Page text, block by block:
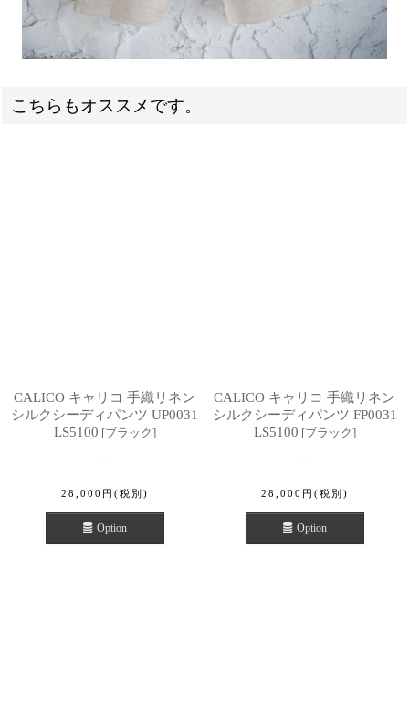
こちらもオススメです。
CALICO キャリコ 手織リネン
シルクシーディパンツ UP0031
LS5100 [ブラック]
28,000 円 (税別)
Option
CALICO キャリコ 手織リネン
シルクシーディパンツ FP0031
LS5100 [ブラック]
28,000 円 (税別)
Option